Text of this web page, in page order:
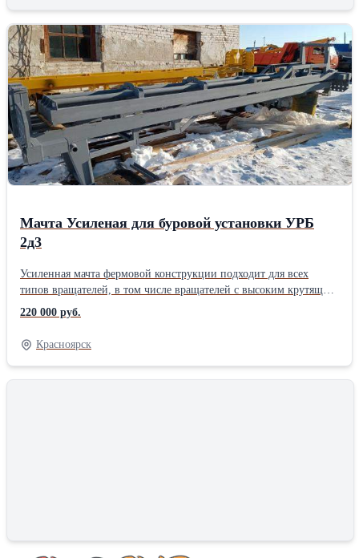
Мачта Усиленая для буровой установки УРБ
2д3
Усиленная мачта фермовой конструкции подходит для всех
типов вращателей, в том числе вращателей с высоким крутящим
моментомВладельцев по ПТС: Нет Состояние: Новое
220 000 руб.
Красноярск